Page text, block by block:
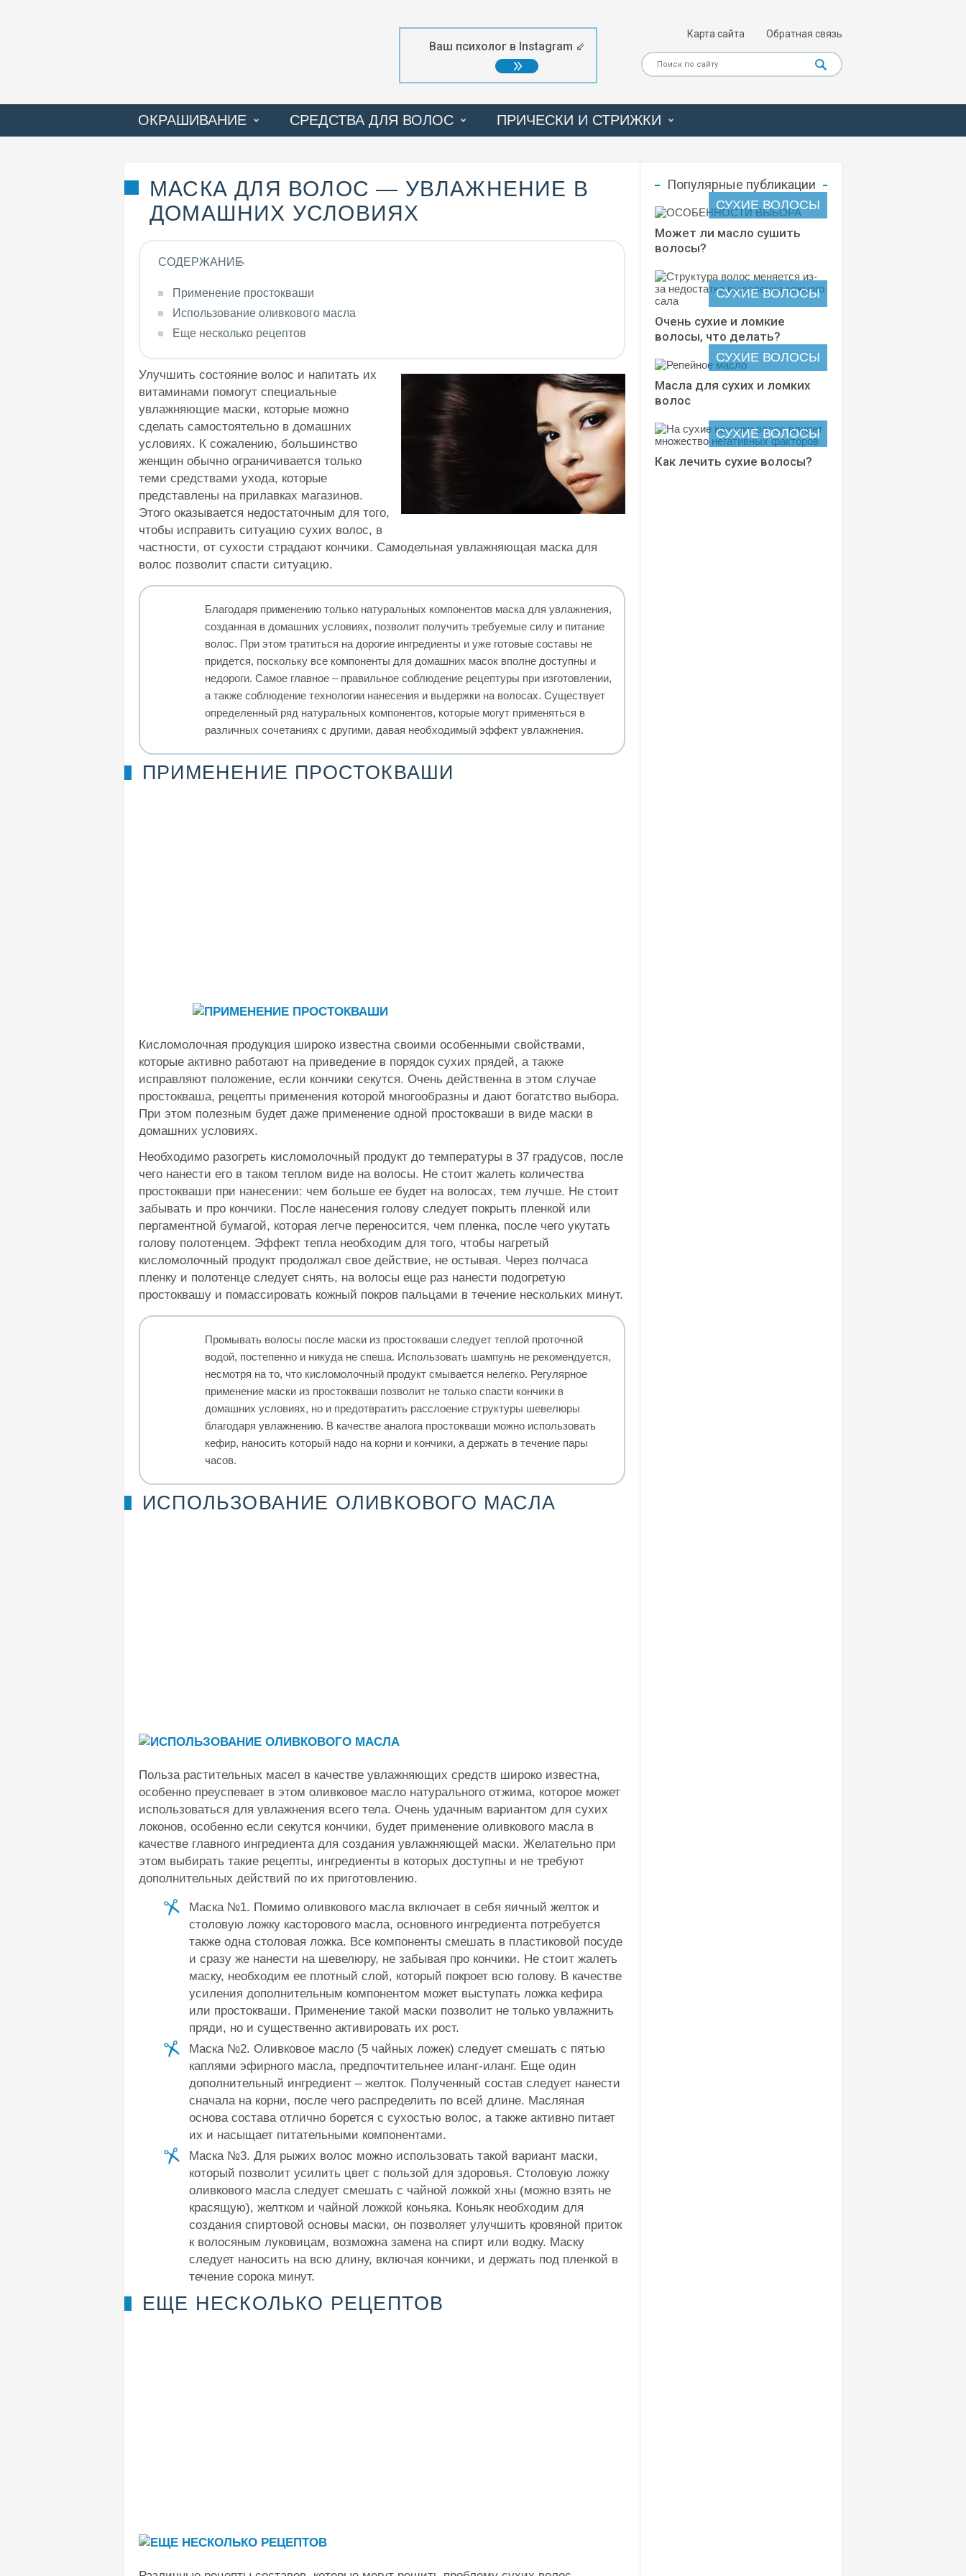
Ваш психолог в Instagram ⇙
Карта сайта Обратная связь
ОКРАШИВАНИЕ СРЕДСТВА ДЛЯ ВОЛОС ПРИЧЕСКИ И СТРИЖКИ
МАСКА ДЛЯ ВОЛОС — УВЛАЖНЕНИЕ В
ДОМАШНИХ УСЛОВИЯХ
СОДЕРЖАНИЕ
Применение простокваши
Использование оливкового масла
Еще несколько рецептов
Улучшить состояние волос и напитать их
витаминами помогут специальные
увлажняющие маски, которые можно
сделать самостоятельно в домашних
условиях. К сожалению, большинство
женщин обычно ограничивается только
теми средствами ухода, которые
представлены на прилавках магазинов.
Этого оказывается недостаточным для того,
чтобы исправить ситуацию сухих волос, в
частности, от сухости страдают кончики. Самодельная увлажняющая маска для
волос позволит спасти ситуацию.
Благодаря применению только натуральных компонентов маска для увлажнения,
созданная в домашних условиях, позволит получить требуемые силу и питание
волос. При этом тратиться на дорогие ингредиенты и уже готовые составы не
придется, поскольку все компоненты для домашних масок вполне доступны и
недороги. Самое главное – правильное соблюдение рецептуры при изготовлении,
а также соблюдение технологии нанесения и выдержки на волосах. Существует
определенный ряд натуральных компонентов, которые могут применяться в
различных сочетаниях с другими, давая необходимый эффект увлажнения.
ПРИМЕНЕНИЕ ПРОСТОКВАШИ
Кисломолочная продукция широко известна своими особенными свойствами,
которые активно работают на приведение в порядок сухих прядей, а также
исправляют положение, если кончики секутся. Очень действенна в этом случае
простокваша, рецепты применения которой многообразны и дают богатство выбора.
При этом полезным будет даже применение одной простокваши в виде маски в
домашних условиях.
Необходимо разогреть кисломолочный продукт до температуры в 37 градусов, после
чего нанести его в таком теплом виде на волосы. Не стоит жалеть количества
простокваши при нанесении: чем больше ее будет на волосах, тем лучше. Не стоит
забывать и про кончики. После нанесения голову следует покрыть пленкой или
пергаментной бумагой, которая легче переносится, чем пленка, после чего укутать
голову полотенцем. Эффект тепла необходим для того, чтобы нагретый
кисломолочный продукт продолжал свое действие, не остывая. Через полчаса
пленку и полотенце следует снять, на волосы еще раз нанести подогретую
простоквашу и помассировать кожный покров пальцами в течение нескольких минут.
Промывать волосы после маски из простокваши следует теплой проточной
водой, постепенно и никуда не спеша. Использовать шампунь не рекомендуется,
несмотря на то, что кисломолочный продукт смывается нелегко. Регулярное
применение маски из простокваши позволит не только спасти кончики в
домашних условиях, но и предотвратить расслоение структуры шевелюры
благодаря увлажнению. В качестве аналога простокваши можно использовать
кефир, наносить который надо на корни и кончики, а держать в течение пары
часов.
ИСПОЛЬЗОВАНИЕ ОЛИВКОВОГО МАСЛА
Польза растительных масел в качестве увлажняющих средств широко известна,
особенно преуспевает в этом оливковое масло натурального отжима, которое может
использоваться для увлажнения всего тела. Очень удачным вариантом для сухих
локонов, особенно если секутся кончики, будет применение оливкового масла в
качестве главного ингредиента для создания увлажняющей маски. Желательно при
этом выбирать такие рецепты, ингредиенты в которых доступны и не требуют
дополнительных действий по их приготовлению.
Маска №1. Помимо оливкового масла включает в себя яичный желток и
столовую ложку касторового масла, основного ингредиента потребуется
также одна столовая ложка. Все компоненты смешать в пластиковой посуде
и сразу же нанести на шевелюру, не забывая про кончики. Не стоит жалеть
маску, необходим ее плотный слой, который покроет всю голову. В качестве
усиления дополнительным компонентом может выступать ложка кефира
или простокваши. Применение такой маски позволит не только увлажнить
пряди, но и существенно активировать их рост.
Маска №2. Оливковое масло (5 чайных ложек) следует смешать с пятью
каплями эфирного масла, предпочтительнее иланг-иланг. Еще один
дополнительный ингредиент – желток. Полученный состав следует нанести
сначала на корни, после чего распределить по всей длине. Масляная
основа состава отлично борется с сухостью волос, а также активно питает
их и насыщает питательными компонентами.
Маска №3. Для рыжих волос можно использовать такой вариант маски,
который позволит усилить цвет с пользой для здоровья. Столовую ложку
оливкового масла следует смешать с чайной ложкой хны (можно взять не
красящую), желтком и чайной ложкой коньяка. Коньяк необходим для
создания спиртовой основы маски, он позволяет улучшить кровяной приток
к волосяным луковицам, возможна замена на спирт или водку. Маску
следует наносить на всю длину, включая кончики, и держать под пленкой в
течение сорока минут.
ЕЩЕ НЕСКОЛЬКО РЕЦЕПТОВ
Популярные публикации
СУХИЕ ВОЛОСЫ
Может ли масло сушить
волосы?
СУХИЕ ВОЛОСЫ
Очень сухие и ломкие
волосы, что делать?
СУХИЕ ВОЛОСЫ
Масла для сухих и ломких
волос
СУХИЕ ВОЛОСЫ
Как лечить сухие волосы?